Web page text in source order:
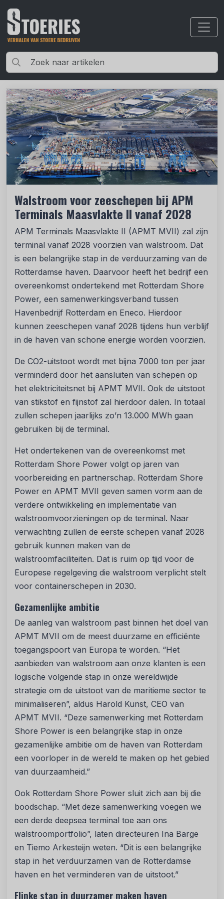
Walstroom voor zeeschepen bij APM
Terminals Maasvlakte II vanaf 2028
APM Terminals Maasvlakte II (APMT MVII) zal zijn
terminal vanaf 2028 voorzien van walstroom. Dat
is een belangrijke stap in de verduurzaming van de
Rotterdamse haven. Daarvoor heeft het bedrijf een
overeenkomst ondertekend met Rotterdam Shore
Power, een samenwerkingsverband tussen
Havenbedrijf Rotterdam en Eneco. Hierdoor
kunnen zeeschepen vanaf 2028 tijdens hun verblijf
in de haven van schone energie worden voorzien.
De CO2-uitstoot wordt met bijna 7000 ton per jaar
verminderd door het aansluiten van schepen op
het elektriciteitsnet bij APMT MVII. Ook de uitstoot
van stikstof en fijnstof zal hierdoor dalen. In totaal
zullen schepen jaarlijks zo’n 13.000 MWh gaan
gebruiken bij de terminal.
Het ondertekenen van de overeenkomst met
Rotterdam Shore Power volgt op jaren van
voorbereiding en partnerschap. Rotterdam Shore
Power en APMT MVII geven samen vorm aan de
verdere ontwikkeling en implementatie van
walstroomvoorzieningen op de terminal. Naar
verwachting zullen de eerste schepen vanaf 2028
gebruik kunnen maken van de
walstroomfaciliteiten. Dat is ruim op tijd voor de
Europese regelgeving die walstroom verplicht stelt
voor containerschepen in 2030.
Gezamenlijke ambitie
De aanleg van walstroom past binnen het doel van
APMT MVII om de meest duurzame en efficiënte
toegangspoort van Europa te worden. “Het
aanbieden van walstroom aan onze klanten is een
logische volgende stap in onze wereldwijde
strategie om de uitstoot van de maritieme sector te
minimaliseren”, aldus Harold Kunst, CEO van
APMT MVII. “Deze samenwerking met Rotterdam
Shore Power is een belangrijke stap in onze
gezamenlijke ambitie om de haven van Rotterdam
een voorloper in de wereld te maken op het gebied
van duurzaamheid.”
Ook Rotterdam Shore Power sluit zich aan bij die
boodschap. “Met deze samenwerking voegen we
een derde deepsea terminal toe aan ons
walstroomportfolio”, laten directeuren Ina Barge
en Tiemo Arkesteijn weten. “Dit is een belangrijke
stap in het verduurzamen van de Rotterdamse
haven en het verminderen van de uitstoot.”
Flinke stap in duurzamer maken haven